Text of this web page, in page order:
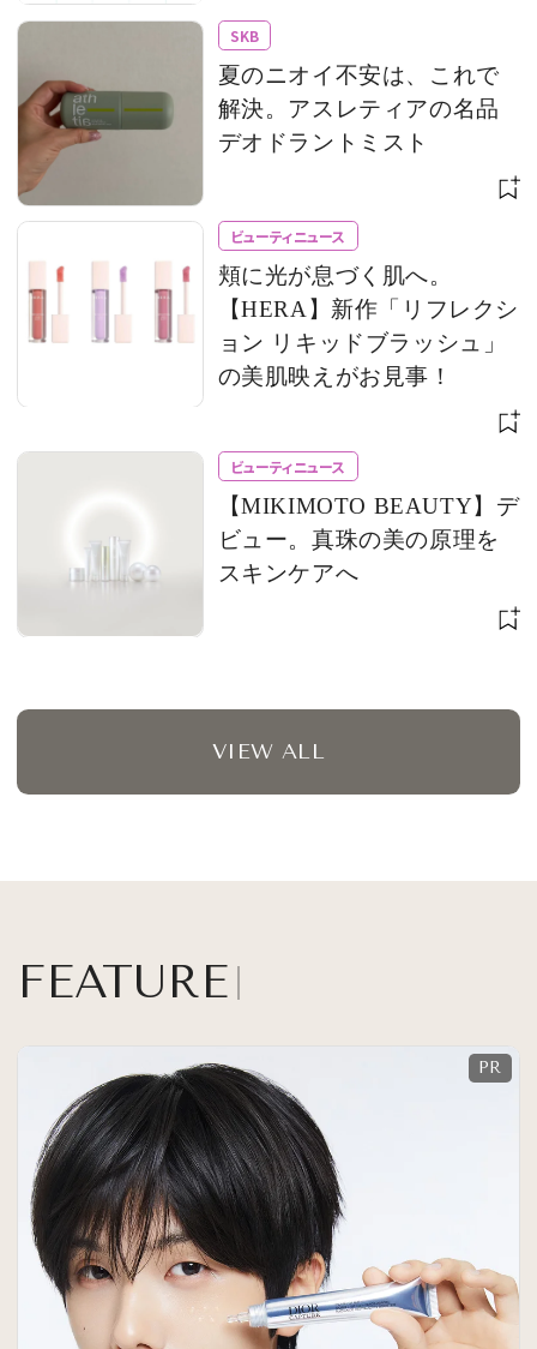
SKB
夏のニオイ不安は、これで
解決。アスレティアの名品
デオドラントミスト
ビューティニュース
頬に光が息づく肌へ。
【HERA】新作「リフレクシ
ョン リキッドブラッシュ」
の美肌映えがお見事！
ビューティニュース
【MIKIMOTO BEAUTY】デ
ビュー。真珠の美の原理を
スキンケアへ
VIEW ALL
FEATURE